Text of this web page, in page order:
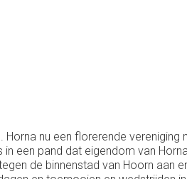
Horna nu een florerende vereniging
een pand dat eigendom van
de binnenstad van Hoorn aan